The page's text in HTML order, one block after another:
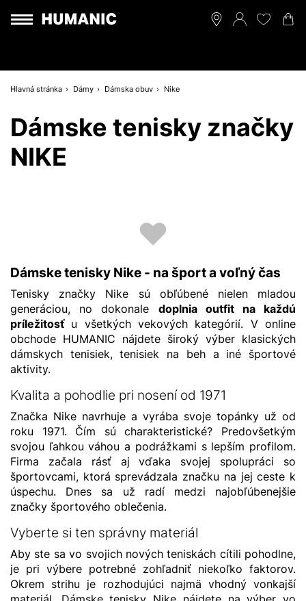
Hlavná stránka Dámy Dámska obuv Nike
Dámske tenisky značky
NIKE
Dámske tenisky Nike - na šport a voľný čas
Tenisky značky Nike sú obľúbené nielen mladou
generáciou, no dokonale doplnia outfit na každú
príležitosťu všetkých vekových kategórií. V online
obchode HUMANIC nájdete široký výber klasických
dámskych tenisiek, tenisiek na beh a iné športové
aktivity.
Kvalita a pohodlie pri nosení od 1971
Značka Nike navrhuje a vyrába svoje topánky už od
roku 1971. Čím sú charakteristické? Predovšetkým
svojou ľahkou váhou a podrážkami s lepším profilom.
Firma začala rásť aj vďaka svojej spolupráci so
športovcami, ktorá sprevádzala značku na jej ceste k
úspechu. Dnes sa už radí medzi najobľúbenejšie
značky športového oblečenia.
Vyberte si ten správny materiál
Aby ste sa vo svojich nových teniskách cítili pohodlne,
je pri výbere potrebné zohľadniť niekoľko faktorov.
Okrem strihu je rozhodujúci najmä vhodný vonkajší